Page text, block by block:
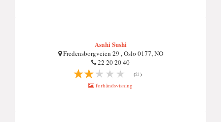
Asahi Sushi
Fredensborgveien 29 , Oslo 0177, NO
22 20 20 40
(21)
forhåndsvisning